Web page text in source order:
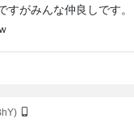
すがみんな仲良しです。